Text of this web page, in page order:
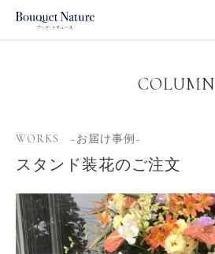
COLUMN
WORKS −お届け事例−
スタンド装花のご注文